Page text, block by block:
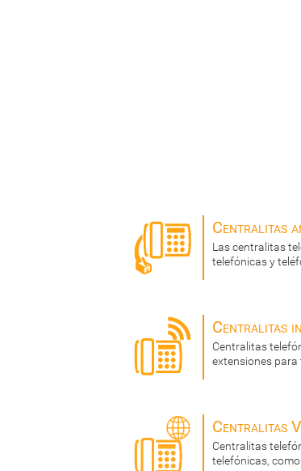
Centralitas
Las centralitas
telefónicas y
Centralitas
Centralitas
extensiones para
Centralitas
Centralitas
telefónicas,